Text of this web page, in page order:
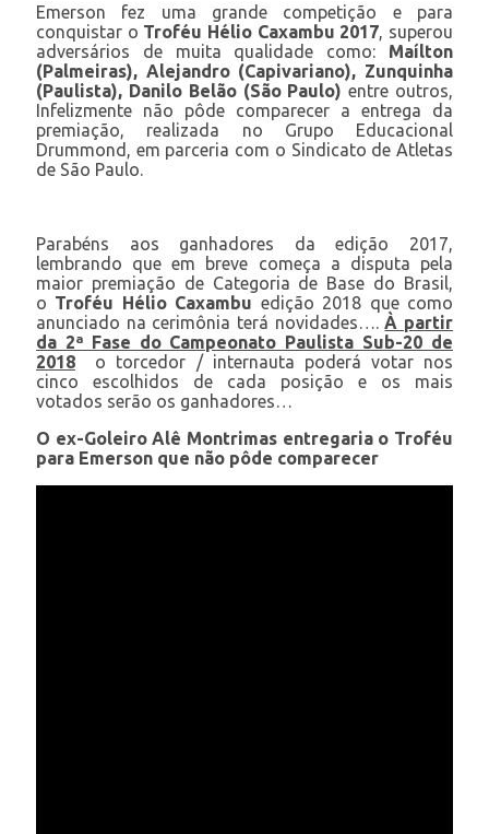
Emerson fez uma grande competição e para
conquistar o Troféu Hélio Caxambu 2017, superou
adversários de muita qualidade como: Maílton
(Palmeiras), Alejandro (Capivariano), Zunquinha
(Paulista), Danilo Belão (São Paulo)entre outros,
Infelizmente não pôde comparecer a entrega da
premiação, realizada no Grupo Educacional
Drummond, em parceria com o Sindicato de Atletas
de São Paulo.
Parabéns aos ganhadores da edição 2017,
lembrando que em breve começa a disputa pela
maior premiação de Categoria de Base do Brasil,
o Troféu Hélio Caxambu edição 2018 que como
anunciado na cerimônia terá novidades….À partir
da 2ª Fase do Campeonato Paulista Sub-20 de
2018 o torcedor / internauta poderá votar nos
cinco escolhidos de cada posição e os mais
votados serão os ganhadores…
O ex-Goleiro Alê Montrimas entregaria o Troféu
para Emerson que não pôde comparecer